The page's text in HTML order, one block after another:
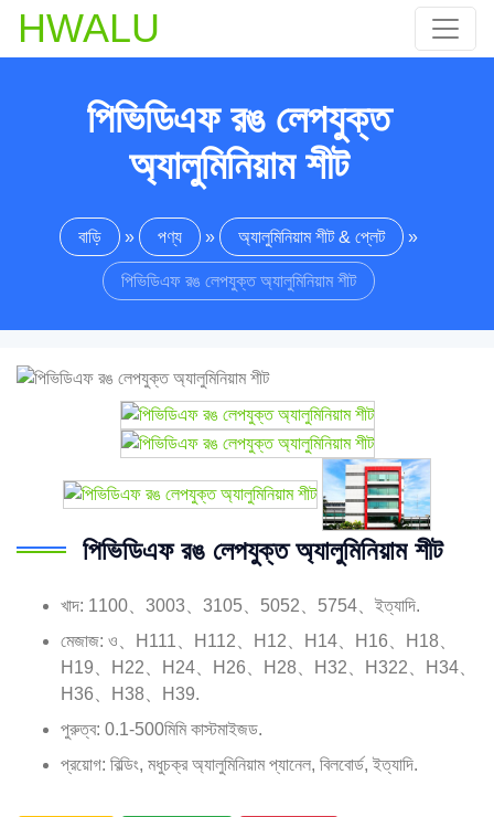
HWALU
পিভিডিএফ রঙ লেপযুক্ত
অ্যালুমিনিয়াম শীট
বাড়ি » পণ্য » অ্যালুমিনিয়াম শীট & প্লেট »
পিভিডিএফ রঙ লেপযুক্ত অ্যালুমিনিয়াম শীট
পিভিডিএফ রঙ লেপযুক্ত অ্যালুমিনিয়াম শীট
খাদ: 1100、3003、3105、5052、5754、ইত্যাদি.
মেজাজ: ও、H111、H112、H12、H14、H16、H18、
H19、H22、H24、H26、H28、H32、H322、H34、
H36、H38、H39.
পুরুত্ব: 0.1-500মিমি কাস্টমাইজড.
প্রয়োগ: বিল্ডিং, মধুচক্র অ্যালুমিনিয়াম প্যানেল, বিলবোর্ড, ইত্যাদি.